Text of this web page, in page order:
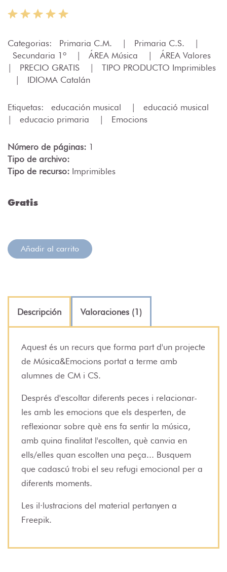
Categorias: Primaria C.M. | Primaria C.S.
|
Secundaria 1º
| ÁREA Música |
ÁREA Valores
|
PRECIO GRATIS |
TIPO PRODUCTO Imprimibles
|
IDIOMA Catalán
Etiquetas: educación musical |
educació musical
|
educacio primaria | Emocions
Número de páginas: 1
Tipo de archivo:
Tipo de recurso: Imprimibles
Gratis
Añadir al carrito
Descripción Valoraciones (1)
Aquest és un recurs que forma part d'un projecte
de Música&Emocions portat a terme amb
alumnes de CM i CS.
Després d'escoltar diferents peces i relacionar-
les amb les emocions que els desperten, de
reflexionar sobre què ens fa sentir la música,
amb quina finalitat l'escolten, què canvia en
ells/elles quan escolten una peça... Busquem
que cadascú trobi el seu refugi emocional per a
diferents moments.
Les il·lustracions del material pertanyen a
Freepik.